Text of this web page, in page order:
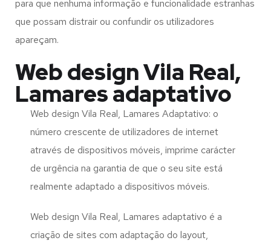
para que nenhuma informação e funcionalidade estranhas
que possam distrair ou confundir os utilizadores
apareçam.
Web design Vila Real,
Lamares adaptativo
Web design Vila Real, Lamares Adaptativo: o
número crescente de utilizadores de internet
através de dispositivos móveis, imprime carácter
de urgência na garantia de que o seu site está
realmente adaptado a dispositivos móveis.
Web design Vila Real, Lamares adaptativo é a
criação de sites com adaptação do layout,